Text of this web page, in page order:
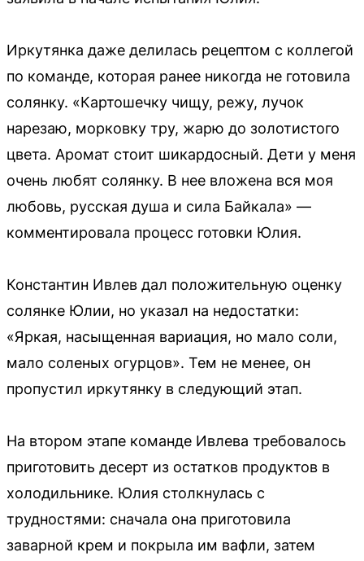
Иркутянка даже делилась рецептом с коллегой
по команде, которая ранее никогда не готовила
солянку. «Картошечку чищу, режу, лучок
нарезаю, морковку тру, жарю до золотистого
цвета. Аромат стоит шикардосный. Дети у меня
очень любят солянку. В нее вложена вся моя
любовь, русская душа и сила Байкала» —
комментировала процесс готовки Юлия.
Константин Ивлев дал положительную оценку
солянке Юлии, но указал на недостатки:
«Яркая, насыщенная вариация, но мало соли,
мало соленых огурцов». Тем не менее, он
пропустил иркутянку в следующий этап.
На втором этапе команде Ивлева требовалось
приготовить десерт из остатков продуктов в
холодильнике. Юлия столкнулась с
трудностями: сначала она приготовила
заварной крем и покрыла им вафли, затем